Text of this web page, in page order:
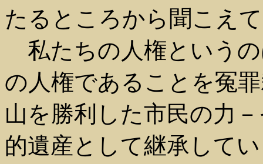
たるところから聞こえ
私たちの人権という
の人権であることを冤
山を勝利した市民の力
的遺産として継承して